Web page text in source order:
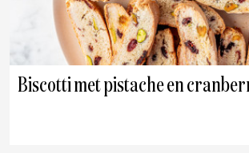
Biscotti met pistache en